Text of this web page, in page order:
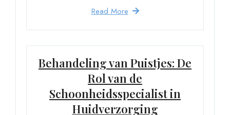
Read More
Behandeling van Puistjes: De
Rol van de
Schoonheidsspecialist in
Huidverzorging